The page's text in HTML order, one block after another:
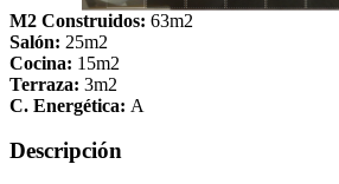
M2 Construidos: 63m2
Salón: 25m2
Cocina: 15m2
Terraza: 3m2
C. Energética: A
Descripción